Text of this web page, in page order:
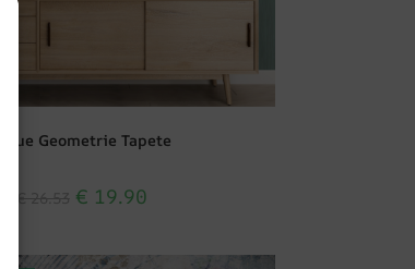
Blaue Geometrie Tapete
€ 19.90